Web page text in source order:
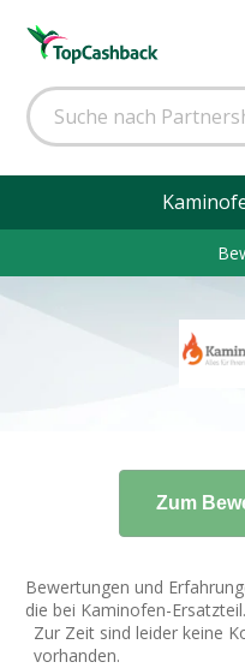
Bewertungen und
die bei Kaminofen-
Zur Zeit sind leider keine
vorhanden.